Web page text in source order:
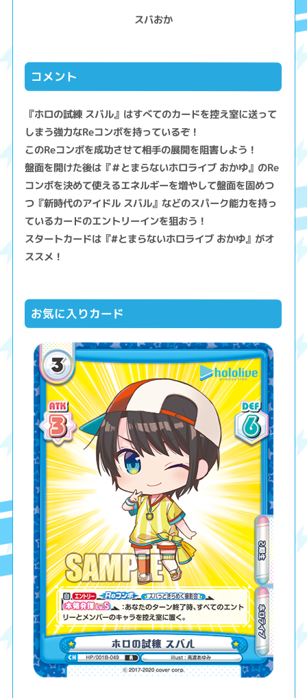
スバおか
コメント
『ホロの試練 スバル』はすべてのカードを控え室に送って
しまう強力なReコンボを持っているぞ！
このReコンボを成功させて相手の展開を阻害しよう！
盤面を開けた後は『＃とまらないホロライブ おかゆ』のRe
コンボを決めて使えるエネルギーを増やして盤面を固めつ
つ『新時代のアイドル スバル』などのスパーク能力を持っ
ているカードのエントリーインを狙おう！
スタートカードは『#とまらないホロライブ おかゆ』がオ
ススメ！
お気に入りカード